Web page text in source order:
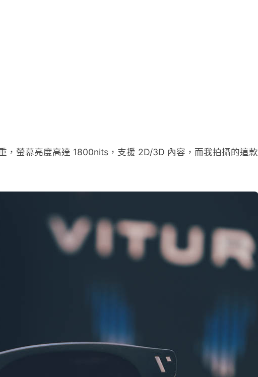
，螢幕亮度高達 1800nits，支援 2D/3D 內容，而我拍攝的這款